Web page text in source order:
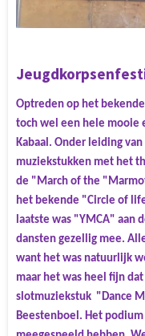
Optreden op het
toch wel een hele mooie
Kabaal. Onder leiding
muziekstukken met het
de "March of the
het bekende "Circle of
laatste was "YMCA" aan
dansten gezellig mee.
want het was natuurlijk
maar het was heel fijn
slotmuziekstuk "Dance
Beestenboel. Het